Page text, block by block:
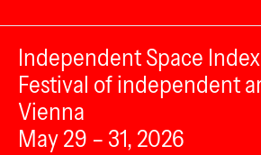
Independent Space
Festival of independent
Vienna
May 29 – 31, 2026